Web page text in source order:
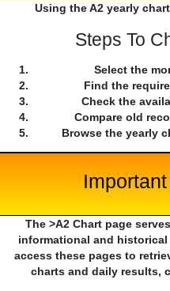
Using the A2 yearly
Steps To
Select the
Find the
Check the
Compare old
Browse the yearly
The >A2 Chart page
informational and
access these pages to
charts and daily results,